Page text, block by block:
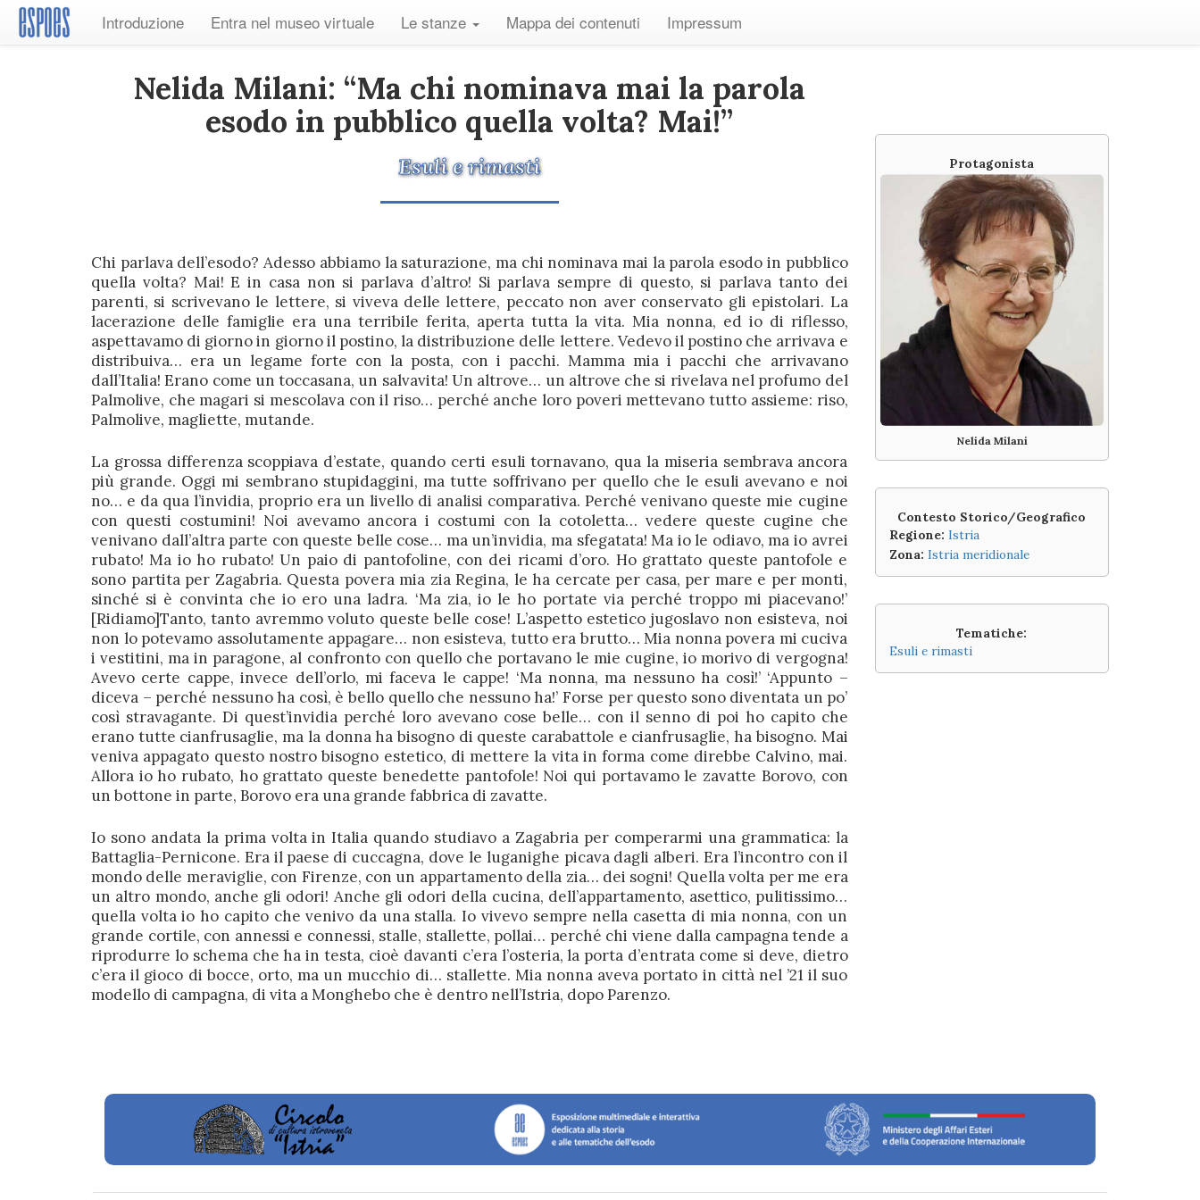
Introduzione Entra nel museo virtuale Le stanze Mappa dei contenuti Impressum
Nelida Milani: “Ma chi nominava mai la parola
esodo in pubblico quella volta? Mai!”
Esuli e rimasti
Chi parlava dell’esodo? Adesso abbiamo la saturazione, ma chi nominava mai la parola esodo in pubblico
quella volta? Mai! E in casa non si parlava d’altro! Si parlava sempre di questo, si parlava tanto dei
parenti, si scrivevano le lettere, si viveva delle lettere, peccato non aver conservato gli epistolari. La
lacerazione delle famiglie era una terribile ferita, aperta tutta la vita. Mia nonna, ed io di riflesso,
aspettavamo di giorno in giorno il postino, la distribuzione delle lettere. Vedevo il postino che arrivava e
distribuiva… era un legame forte con la posta, con i pacchi. Mamma mia i pacchi che arrivavano
dall’Italia! Erano come un toccasana, un salvavita! Un altrove… un altrove che si rivelava nel profumo del
Palmolive, che magari si mescolava con il riso… perché anche loro poveri mettevano tutto assieme: riso,
Palmolive, magliette, mutande.
La grossa differenza scoppiava d’estate, quando certi esuli tornavano, qua la miseria sembrava ancora
più grande. Oggi mi sembrano stupidaggini, ma tutte soffrivano per quello che le esuli avevano e noi
no… e da qua l’invidia, proprio era un livello di analisi comparativa. Perché venivano queste mie cugine
con questi costumini! Noi avevamo ancora i costumi con la cotoletta… vedere queste cugine che
venivano dall’altra parte con queste belle cose… ma un’invidia, ma sfegatata! Ma io le odiavo, ma io avrei
rubato! Ma io ho rubato! Un paio di pantofoline, con dei ricami d’oro. Ho grattato queste pantofole e
sono partita per Zagabria. Questa povera mia zia Regina, le ha cercate per casa, per mare e per monti,
sinché si è convinta che io ero una ladra. ‘Ma zia, io le ho portate via perché troppo mi piacevano!’
[Ridiamo]Tanto, tanto avremmo voluto queste belle cose! L’aspetto estetico jugoslavo non esisteva, noi
non lo potevamo assolutamente appagare… non esisteva, tutto era brutto… Mia nonna povera mi cuciva
i vestitini, ma in paragone, al confronto con quello che portavano le mie cugine, io morivo di vergogna!
Avevo certe cappe, invece dell’orlo, mi faceva le cappe! ‘Ma nonna, ma nessuno ha così!’ ‘Appunto –
diceva – perché nessuno ha così, è bello quello che nessuno ha!’ Forse per questo sono diventata un po’
così stravagante. Di quest’invidia perché loro avevano cose belle… con il senno di poi ho capito che
erano tutte cianfrusaglie, ma la donna ha bisogno di queste carabattole e cianfrusaglie, ha bisogno. Mai
veniva appagato questo nostro bisogno estetico, di mettere la vita in forma come direbbe Calvino, mai.
Allora io ho rubato, ho grattato queste benedette pantofole! Noi qui portavamo le zavatte Borovo, con
un bottone in parte, Borovo era una grande fabbrica di zavatte.
Io sono andata la prima volta in Italia quando studiavo a Zagabria per comperarmi una grammatica: la
Battaglia-Pernicone. Era il paese di cuccagna, dove le luganighe picava dagli alberi. Era l’incontro con il
mondo delle meraviglie, con Firenze, con un appartamento della zia… dei sogni! Quella volta per me era
un altro mondo, anche gli odori! Anche gli odori della cucina, dell’appartamento, asettico, pulitissimo…
quella volta io ho capito che venivo da una stalla. Io vivevo sempre nella casetta di mia nonna, con un
grande cortile, con annessi e connessi, stalle, stallette, pollai… perché chi viene dalla campagna tende a
riprodurre lo schema che ha in testa, cioè davanti c’era l’osteria, la porta d’entrata come si deve, dietro
c’era il gioco di bocce, orto, ma un mucchio di… stallette. Mia nonna aveva portato in città nel ’21 il suo
modello di campagna, di vita a Monghebo che è dentro nell’Istria, dopo Parenzo.
Protagonista
Nelida Milani
Contesto Storico/Geografico
Regione: Istria
Zona: Istria meridionale
Tematiche:
Esuli e rimasti